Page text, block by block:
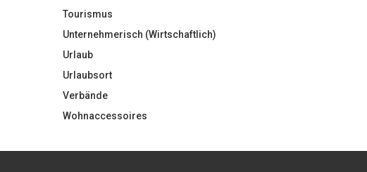
Tourismus
Unternehmerisch (Wirtschaftlich)
Urlaub
Urlaubsort
Verbände
Wohnaccessoires